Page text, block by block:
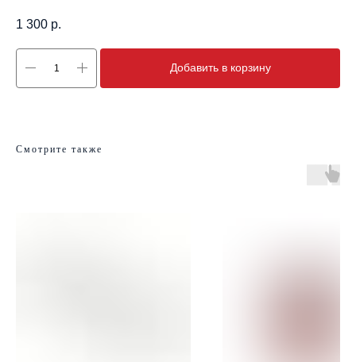
1 300 р.
Добавить в корзину
Смотрите также